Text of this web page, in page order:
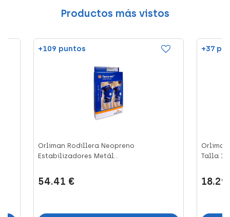
Productos más vistos
+109 puntos
Orliman Rodillera Neopreno
Estabilizadores Metál...
54.41 €
+37
Orliman
Talla 1...